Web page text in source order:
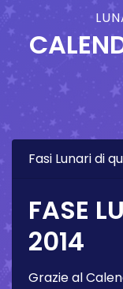
Fasi Lunari di
FASE
2014
Grazie al